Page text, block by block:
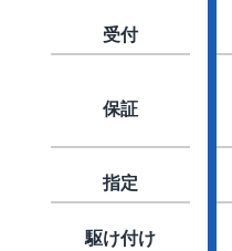
受付
保証
指定
駆け付け